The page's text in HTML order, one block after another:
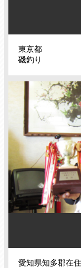
東京都
磯釣り
愛知県知多郡在住